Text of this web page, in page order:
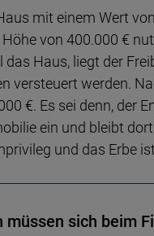
mit einem Wert
Höhe von 400.000 €
das Haus, liegt der
ver­steu­ert werden.
€. Es sei denn, der
ein und bleibt
und das Erbe
müssen sich beim